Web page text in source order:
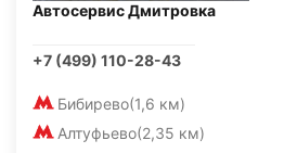
Автосервис Дмитровка
+7 (499) 110-28-43
Бибирево(1,6 км)
Алтуфьево(2,35 км)